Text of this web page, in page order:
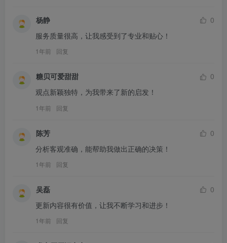
杨静
0
服务质量很高，让我感受到了专业和贴心！
1年前 回复
糖贝可爱甜甜
0
观点新颖独特，为我带来了新的启发！
1年前 回复
陈芳
0
分析客观准确，能帮助我做出正确的决策！
1年前 回复
吴磊
0
更新内容很有价值，让我不断学习和进步！
1年前 回复